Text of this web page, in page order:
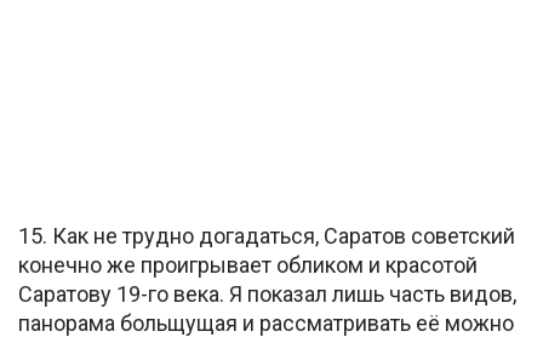
15. Как не трудно догадаться, Саратов советский
конечно же проигрывает обликом и красотой
Саратову 19-го века. Я показал лишь часть видов,
панорама больщущая и рассматривать её можно